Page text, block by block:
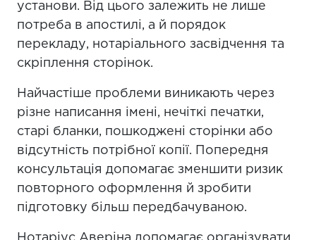
установи. Від цього залежить не лише
потреба в апостилі, а й порядок
перекладу, нотаріального засвідчення та
скріплення сторінок.
Найчастіше проблеми виникають через
різне написання імені, нечіткі печатки,
старі бланки, пошкоджені сторінки або
відсутність потрібної копії. Попередня
консультація допомагає зменшити ризик
повторного оформлення й зробити
підготовку більш передбачуваною.